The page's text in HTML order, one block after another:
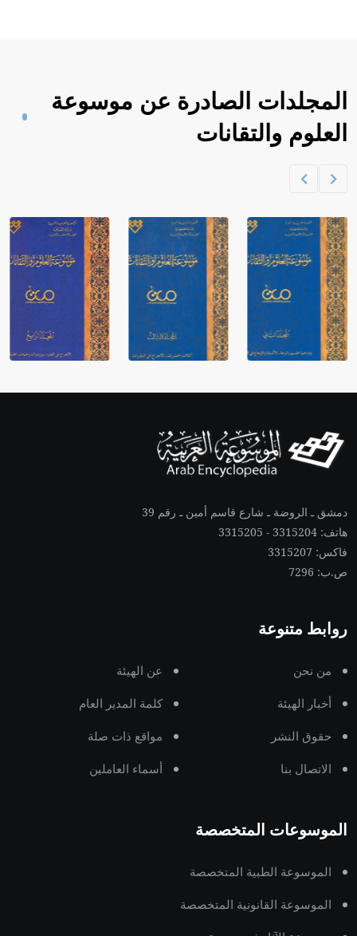
المجلدات الصادرة عن موسوعة
العلوم والتقانات
دمشق ـ الروضة ـ شارع قاسم أمين ـ رقم 39
هاتف: 3315204 - 3315205
فاكس: 3315207
ص.ب: 7296
روابط متنوعة
من نحن عن الهيئة
أخبار الهيئة كلمة المدير العام
حقوق النشر مواقع ذات صلة
الاتصال بنا أسماء العاملين
الموسوعات المتخصصة
الموسوعة الطبية المتخصصة
الموسوعة القانونية المتخصصة